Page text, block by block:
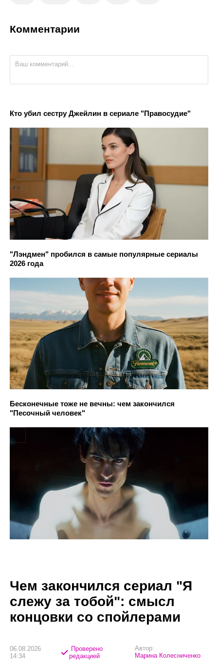
Комментарии
Кто убил сестру Джейлин в сериале "Правосудие"
"Лэндмен" пробился в самые популярные сериалы
2026 года
Бесконечные тоже не вечны: чем закончился
"Песочный человек"
Чем закончился сериал "Я
слежу за тобой": смысл
концовки со спойлерами
06.08.2026
14:34
Проверено
редакцией
Автор:
Марина Колесниченко